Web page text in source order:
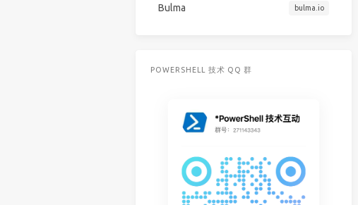
Bulma bulma.io
POWERSHELL 技术 QQ 群